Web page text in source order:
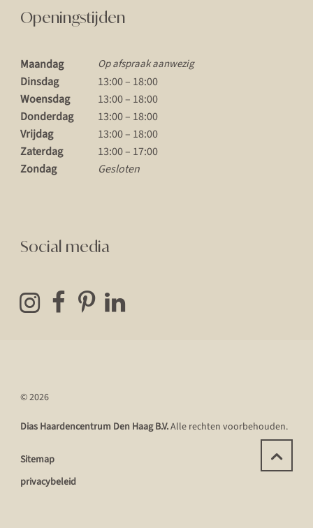
Openingstijden
Maandag Op afspraak aanwezig
Dinsdag
13:00 – 18:00
Woensdag
13:00 – 18:00
Donderdag
13:00 – 18:00
Vrijdag
13:00 – 18:00
Zaterdag
13:00 – 17:00
Zondag
Gesloten
Social media
© 2026
Dias Haardencentrum Den Haag B.V.Alle rechten voorbehouden.
Sitemap
privacybeleid